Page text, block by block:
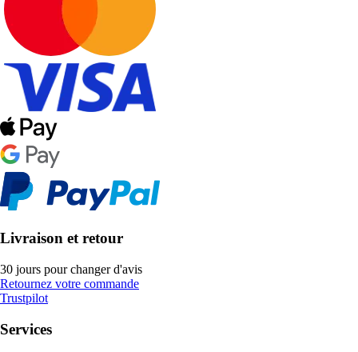
Livraison et retour
30 jours pour changer d'avis
Retournez votre commande
Trustpilot
Services